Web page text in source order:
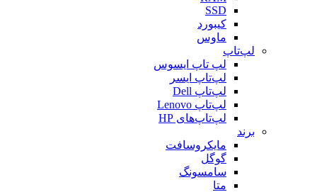
SSD
کیبورد
ماوس
لپ‌تاپ
لپ تاپ ایسوس
لپ‌تاپ ایسر
لپ‌تاپ Dell
لپ‌تاپ Lenovo
لپ‌تاپ‌های HP
برند
مایکروسافت
گوگل
سامسونگ
متا